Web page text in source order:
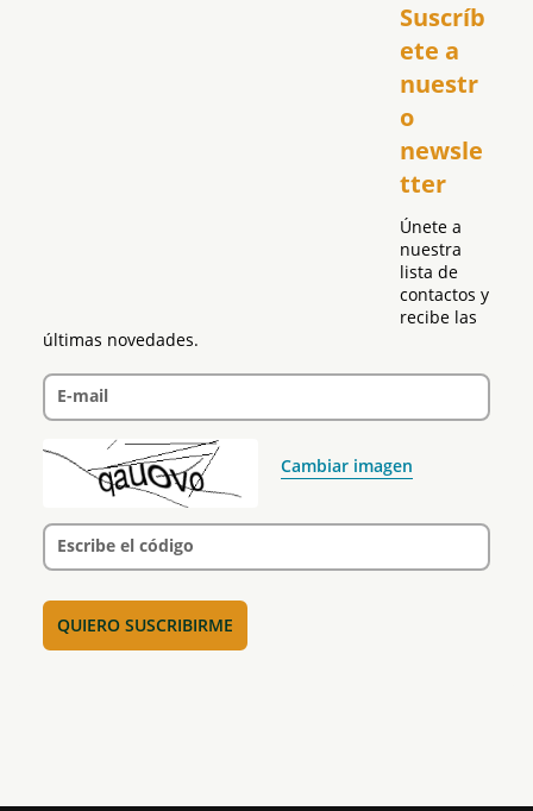
Suscríb
ete a
nuestr
o
newsle
tter
Únete a
nuestra
lista de
contactos y
recibe las
últimas novedades.
E-mail
Cambiar imagen
Escribe el código